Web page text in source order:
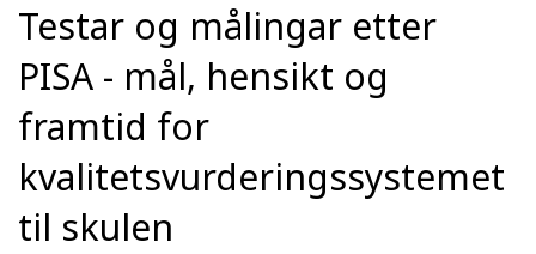
Testar og målingar etter
PISA - mål, hensikt og
framtid for
kvalitetsvurderingssystemet
til skulen